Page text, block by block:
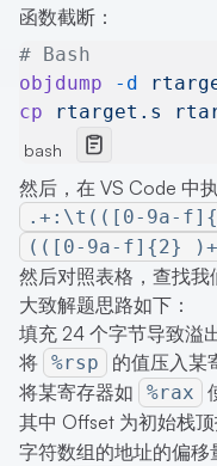
函数截断：
# Bash
objdump -d
cp rtarget.s
bash
然后，在 VS Code 中
.+:\t(([0-9a-
(([0-9a-f]{2}
然后对照表格，查找我
大致解题思路如下：
填充 24 个字节导致溢
将 %rsp 的值压入某
将某寄存器如
%rax
其中 Offset 为初始栈
字符数组的地址的偏移